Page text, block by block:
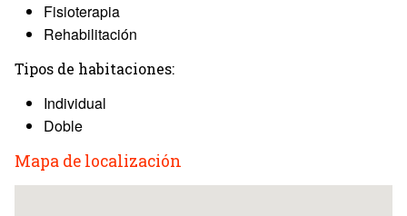
Fisioterapia
Rehabilitación
Tipos de habitaciones:
Individual
Doble
Mapa de localización